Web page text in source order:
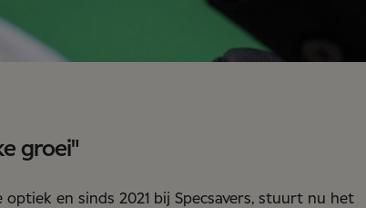
groei"
en sinds 2021 bij Specsavers, stuurt nu het